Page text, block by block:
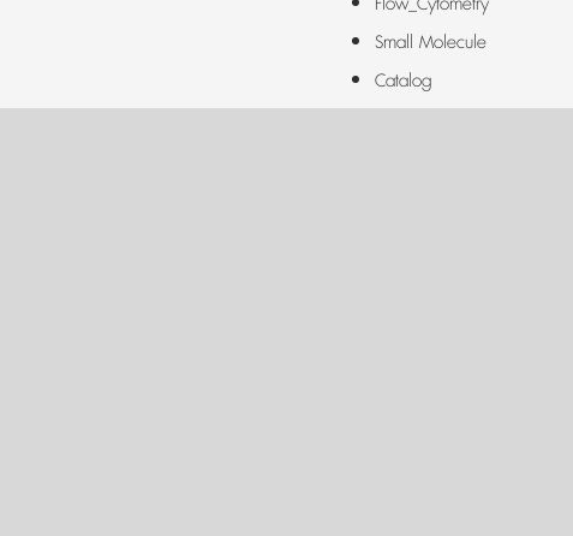
Small Molecule
Catalog